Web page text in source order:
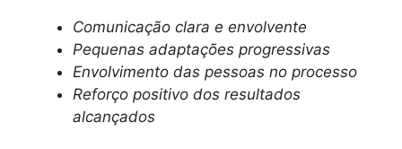
Comunicação clara e envolvente
Pequenas adaptações progressivas
Envolvimento das pessoas no processo
Reforço positivo dos resultados
alcançados